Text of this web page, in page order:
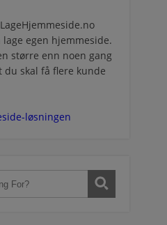
egen hjemmeside.
større enn noen gang
du skal få flere kunde
løsningen